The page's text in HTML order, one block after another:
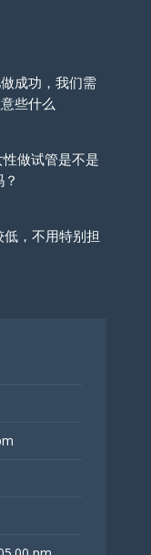
成功，我们需
些什么
做试管是不是
，不用特别担